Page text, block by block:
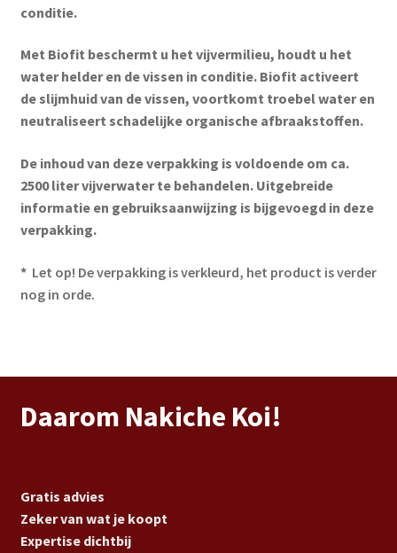
conditie.
Met Biofit beschermt u het vijvermilieu, houdt u het
water helder en de vissen in conditie. Biofit activeert
de slijmhuid van de vissen, voortkomt troebel water en
neutraliseert schadelijke organische afbraakstoffen.
De inhoud van deze verpakking is voldoende om ca.
2500 liter vijverwater te behandelen. Uitgebreide
informatie en gebruiksaanwijzing is bijgevoegd in deze
verpakking.
* Let op! De verpakking is verkleurd, het product is verder
nog in orde.
Daarom Nakiche Koi!
Gratis advies
Zeker van wat je koopt
Expertise dichtbij